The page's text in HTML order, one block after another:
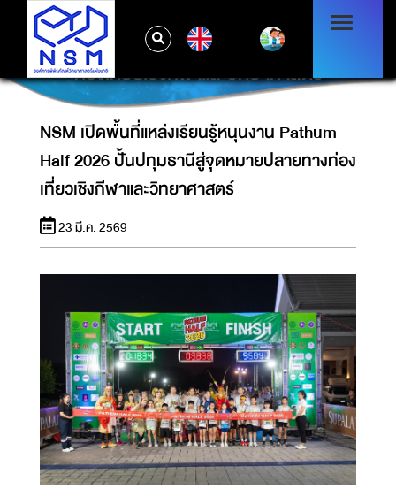
NSM เปิดพื้นที่แหล่งเรียนรู้หนุนงาน PATHUM
HALF 2026 ปั้นปทุมธานีสู่จุดหมายปลายทาง
ท่องเที่ยวเชิงกีฬาและวิทยาศาสตร์
NSM เปิดพื้นที่แหล่งเรียนรู้หนุนงาน Pathum
Half 2026 ปั้นปทุมธานีสู่จุดหมายปลายทางท่อง
เที่ยวเชิงกีฬาและวิทยาศาสตร์
23 มี.ค. 2569